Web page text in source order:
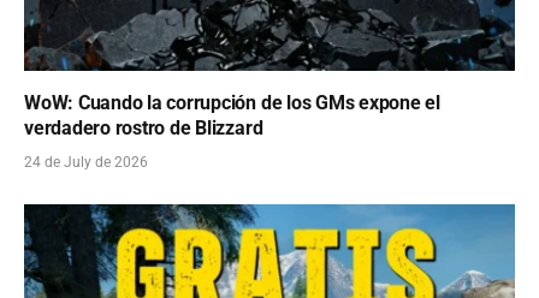
WoW: Cuando la corrupción de los GMs expone el
verdadero rostro de Blizzard
24 de July de 2026